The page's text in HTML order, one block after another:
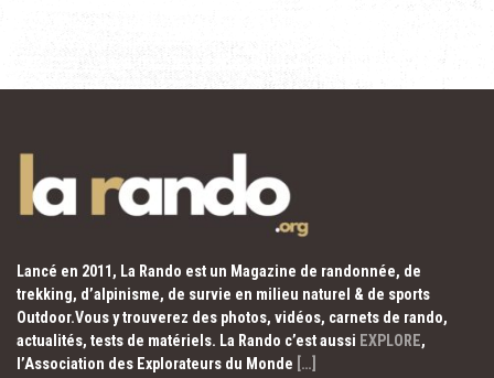
Lancé en 2011, La Rando est un Magazine de randonnée, de
trekking, d’alpinisme, de survie en milieu naturel & de sports
Outdoor.Vous y trouverez des photos, vidéos, carnets de rando,
actualités, tests de matériels. La Rando c’est aussi EXPLORE,
l’Association des Explorateurs du Monde […]